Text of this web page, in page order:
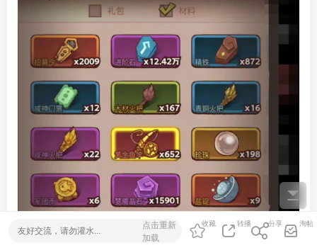
点击重新
加载
收藏 转播 分享 淘帖